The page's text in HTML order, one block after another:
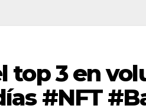
top 3 en
#NFT